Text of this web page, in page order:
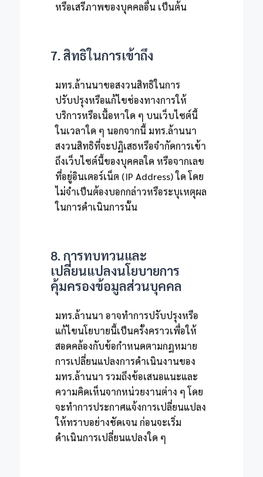
หรือเสรีภาพของบุคคลอื่น เป็นต้น
7. สิทธิในการเข้าถึง
มทร.ล้านนาขอสงวนสิทธิในการ
ปรับปรุงหรือแก้ไขช่องทางการให้
บริการหรือเนื้อหาใด ๆ บนเว็บไซต์นี้
ในเวลาใด ๆ นอกจากนี้ มทร.ล้านนา
สงวนสิทธิที่จะปฏิเสธหรือจำกัดการเข้า
ถึงเว็บไซต์นี้ของบุคคลใด หรือจากเลข
ที่อยู่อินเตอร์เน็ต (IP Address) ใด โดย
ไม่จำเป็นต้องบอกกล่าวหรือระบุเหตุผล
ในการดำเนินการนั้น
8. การทบทวนและ
เปลี่ยนแปลงนโยบายการ
คุ้มครองข้อมูลส่วนบุคคล
มทร.ล้านนา อาจทำการปรับปรุงหรือ
แก้ไขนโยบายนี้เป็นครั้งคราวเพื่อให้
สอดคล้องกับข้อกำหนดตามกฎหมาย
การเปลี่ยนแปลงการดำเนินงานของ
มทร.ล้านนา รวมถึงข้อเสนอแนะและ
ความคิดเห็นจากหน่วยงานต่าง ๆ โดย
จะทำการประกาศแจ้งการเปลี่ยนแปลง
ให้ทราบอย่างชัดเจน ก่อนจะเริ่ม
ดำเนินการเปลี่ยนแปลงใด ๆ